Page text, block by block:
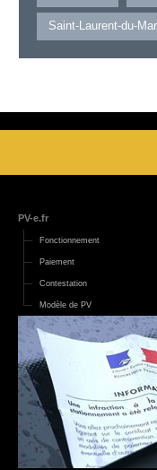
Saint-Laurent-du-
PV-e.fr
Fonctionnement
Paiement
Contestation
Modèle de PV